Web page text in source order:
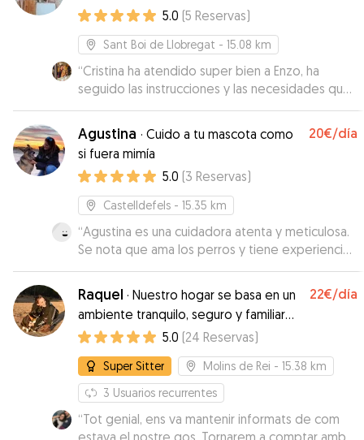
5.0 (5 Reservas)
Sant Boi de Llobregat - 15.08 km
“Cristina ha atendido super bien a Enzo, ha
seguido las instrucciones y las necesidades que
tiene, y ha sido muy cariñosa con el. Muy
recomendable!
Agustina · Cuido a tu mascota como
si fuera mimía
20€/día
5.0 (3 Reservas)
Castelldefels - 15.35 km
“Agustina es una cuidadora atenta y meticulosa.
Se nota que ama los perros y tiene experiencia
con ellos. Dejamos a nuestro perro 2 días en su
casa y estuvo acompañado todo el rato.
También mandaba fotos y videos del perro
enseñando lo bien que estaba.”
Raquel · Nuestro hogar se basa en un
ambiente tranquilo, seguro y familiar🐶
❤️‍🩹
22€/día
5.0 (24 Reservas)
Super Sitter Molins de Rei - 15.38 km
3 Usuarios recurrentes
“Tot genial, ens va mantenir informats de com
estava el nostre gos. Tornarem a comptar amb